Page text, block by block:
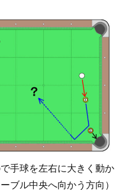
手球を左右に大きく動か
ブル中央へ向かう方向）